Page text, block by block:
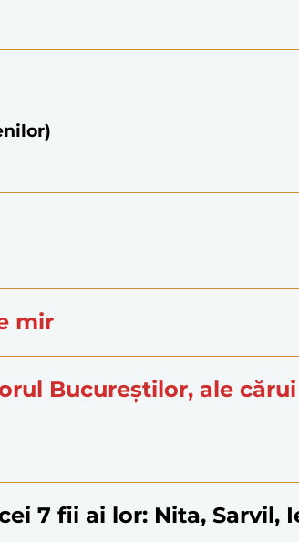
mir
Bucureștilor, ale
7 fii ai lor: Nita, Sarvil,